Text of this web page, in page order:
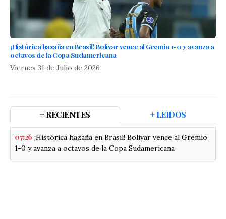
​¡Histórica hazaña en Brasil! Bolivar vence al Gremio 1-0 y avanza a
octavos de la Copa Sudamericana
Viernes 31 de Julio de 2026
+ RECIENTES + LEIDOS
07:26 ​¡Histórica hazaña en Brasil! Bolivar vence al Gremio
1-0 y avanza a octavos de la Copa Sudamericana